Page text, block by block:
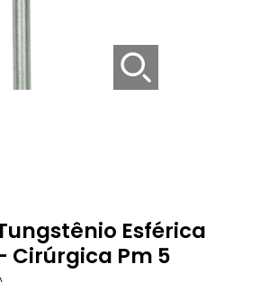
Esférica
- Cirúrgica Pm 5